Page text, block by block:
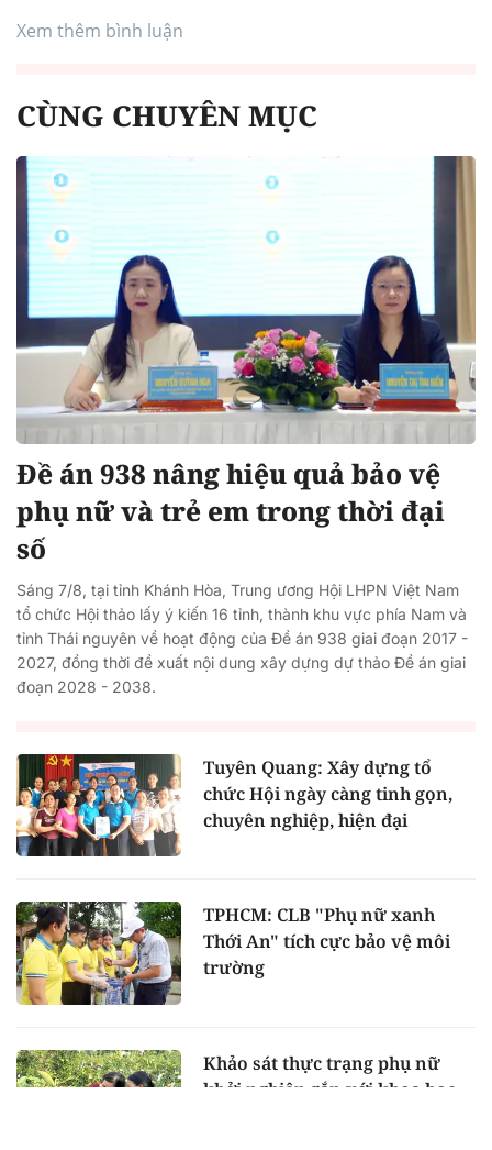
Xem thêm bình luận
CÙNG CHUYÊN MỤC
Đề án 938 nâng hiệu quả bảo vệ
phụ nữ và trẻ em trong thời đại
số
Sáng 7/8, tại tỉnh Khánh Hòa, Trung ương Hội LHPN Việt Nam
tổ chức Hội thảo lấy ý kiến 16 tỉnh, thành khu vực phía Nam và
tỉnh Thái nguyên về hoạt động của Đề án 938 giai đoạn 2017 -
2027, đồng thời đề xuất nội dung xây dựng dự thảo Đề án giai
đoạn 2028 - 2038.
Tuyên Quang: Xây dựng tổ
chức Hội ngày càng tinh gọn,
chuyên nghiệp, hiện đại
TPHCM: CLB "Phụ nữ xanh
Thới An" tích cực bảo vệ môi
trường
Khảo sát thực trạng phụ nữ
khởi nghiệp gắn với khoa học